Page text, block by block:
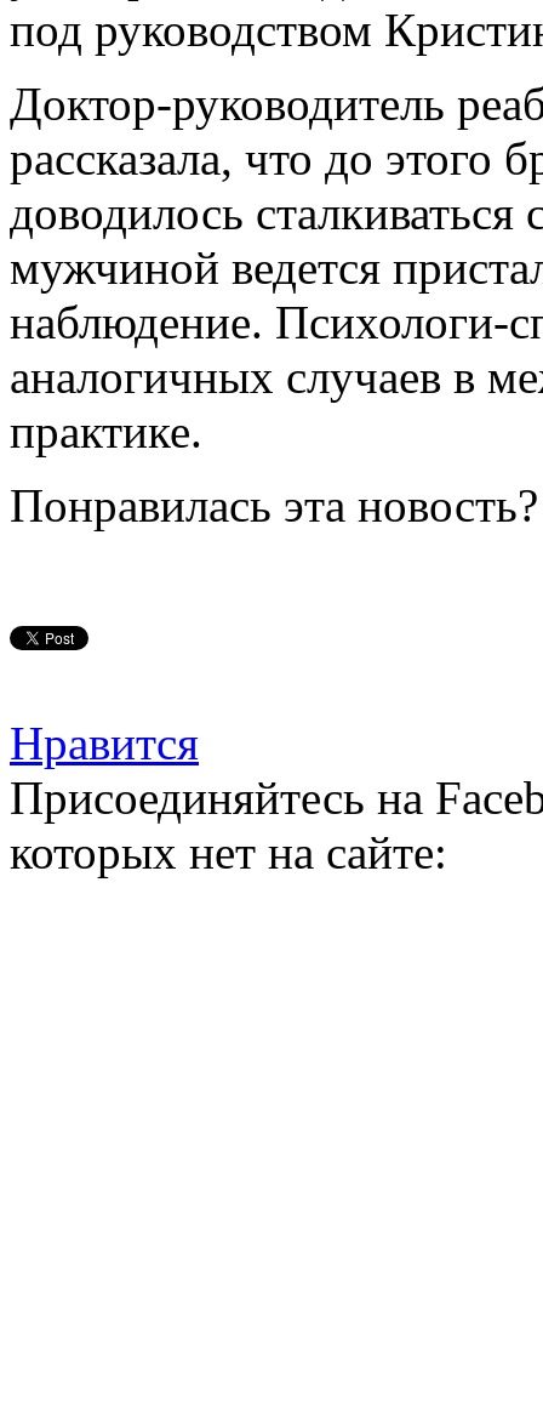
под руководством
Доктор-руководитель
рассказала, что до этого
доводилось
мужчиной ведется
наблюдение. Психологи-
аналогичных случаев в
практике.
Понравилась эта
Нравится
Присоединяйтесь на
которых нет на сайте: